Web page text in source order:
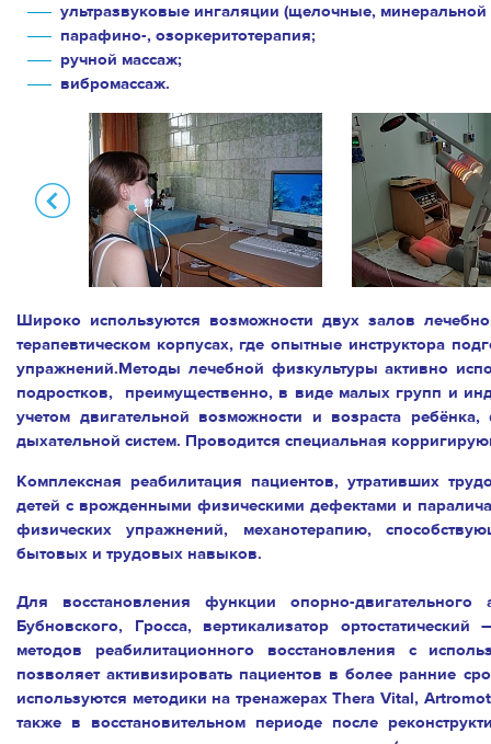
ультразвуковые ингаляции (щелочные,
парафино-, озоркеритотерапия;
ручной массаж;
вибромассаж.
Широко используются возможности двух залов
терапевтическом корпусах, где опытные инструктора
упражнений.Методы лечебной физкультуры активно
подростков, преимущественно, в виде малых групп и
учетом двигательной возможности и возраста
дыхательной систем. Проводится специальная
Комплексная реабилитация пациентов, утративших
детей с врожденными физическими дефектами и
физических упражнений, механотерапию,
бытовых и трудовых навыков.
Для восстановления функции опорно-
Бубновского, Гросса, вертикализатор
методов реабилитационного восстановления с
позволяет активизировать пациентов в более ранние
используются методики на тренажерах Thera Vital,
также в восстановительном периоде после